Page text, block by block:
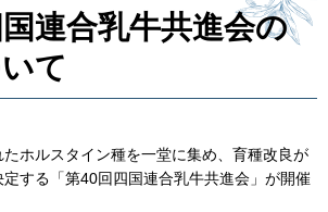
連合乳牛共進会の
て
ホルスタイン種を一堂に集め、育種改良が
する「第40回四国連合乳牛共進会」が開催